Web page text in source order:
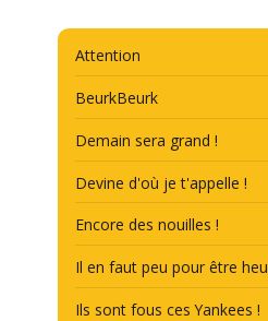
Attention
BeurkBeurk
Demain sera grand !
Devine d'où je t'appelle !
Encore des nouilles !
Il en faut peu pour être
Ils sont fous ces Yankees !